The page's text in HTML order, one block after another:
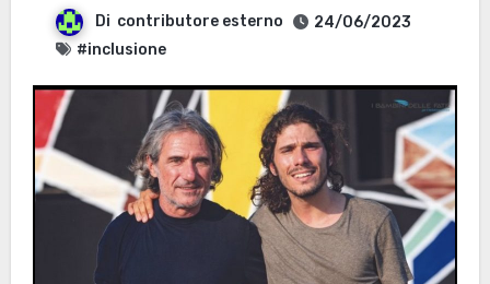
Di contributore esterno
24/06/2023
#inclusione